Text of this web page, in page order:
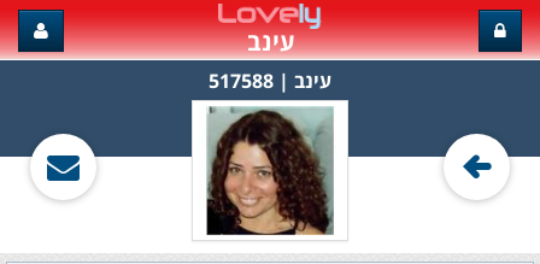
עינב
עינב‏ | 517588